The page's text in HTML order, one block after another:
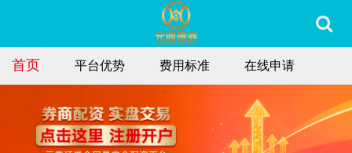
首页 平台优势 费用标准 在线申请